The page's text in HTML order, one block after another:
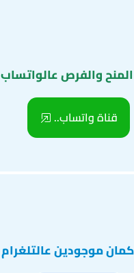
المنح والفرص عالواتساب
قناة واتساب..
كمان موجودين عالتلغرام